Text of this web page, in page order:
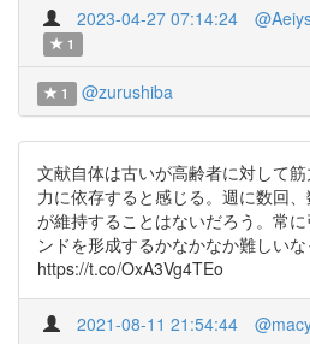
2023-04-27 07:14:24
1
1 @zurushiba
文献自体は古いが高齢者に対して
力に依存すると感じる。週に数回
が維持することはないだろう。常
ンドを形成するかなかなか難しいな
https://t.co/OxA3Vg4TEo
2021-08-11 21:54:44